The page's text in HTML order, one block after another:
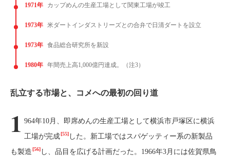
1971年 カップめんの生産工場として関東工場が竣工
1973年 米ダートインダストリーズとの合弁で日清ダートを設立
1973年 食品総合研究所を新設
1980年 年間売上高1,000億円達成。（注3）
乱立する市場と、コメへの最初の回り道
1 964年10月、即席めんの生産工場として横浜市戸塚区に横浜
工場が完成[55] した。新工場ではスパゲッティー系の新製品
も製造[56] し、品目を広げる計画だった。1966年3月には佐賀県鳥